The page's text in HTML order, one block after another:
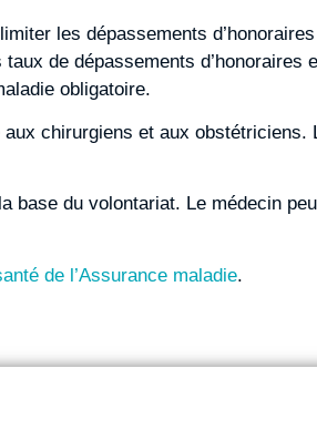
les dépassements
de dépassements d’honoraires
obligatoire.
aux chirurgiens et aux
base du volontariat. Le médecin
de l’Assurance maladie.